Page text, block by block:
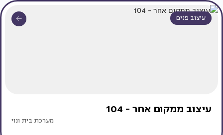
עיצוב פנים
עיצוב ממקום אחר - 104
מערכת בית ונוי